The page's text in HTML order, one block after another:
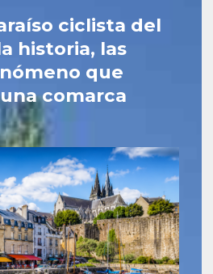
ciclista del
historia, las
que
comarca